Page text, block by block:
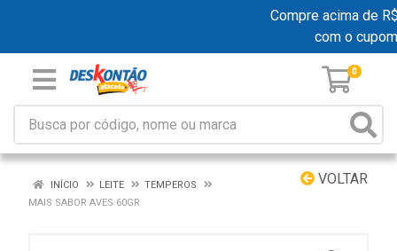
Compre acima de
com o cupom
0
VOLTAR
INÍCIO LEITE
TEMPEROS
MAIS SABOR AVES 60GR